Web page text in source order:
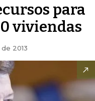
para
viviendas
2013